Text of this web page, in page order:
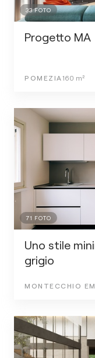
33FOTO
Progetto MA
POMEZIA 160 m²
71 FOTO
Uno stile
grigio
MONTECCHIO